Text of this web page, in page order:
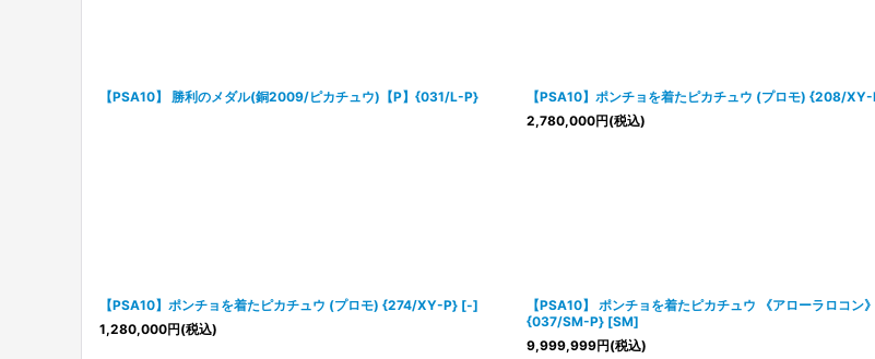
【PSA10】 勝利のメダル(銅2009/ピカチュウ)【P】{031/L-P}
【PSA10】ポンチョを着たピカチュウ (プロモ) {208/
2,780,000円(税込)
【PSA10】ポンチョを着たピカチュウ (プロモ) {274/XY-P} [-]
1,280,000円(税込)
【PSA10】 ポンチョを着たピカチュウ 《アローラロコン
{037/SM-P} [SM]
9,999,999円(税込)